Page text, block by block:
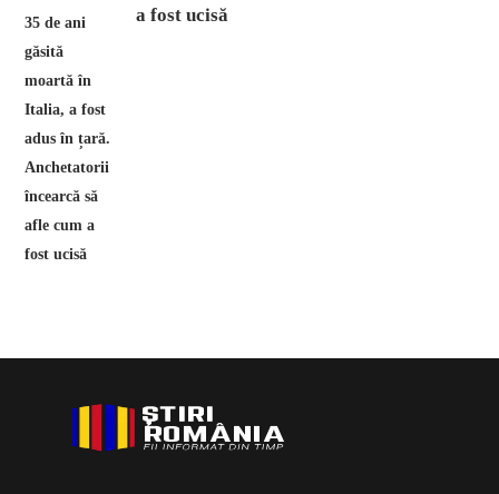
a fost ucisă